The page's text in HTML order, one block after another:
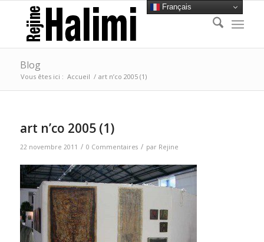
Blog
Vous êtes ici : Accueil / art n’co 2005 (1)
art n’co 2005 (1)
22 novembre 2011 / 0 Commentaires / par Rejine
Français